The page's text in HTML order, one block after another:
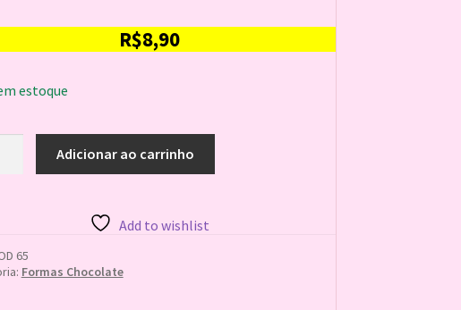
R$8,90
estoque
Adicionar ao carrinho
Add to wishlist
65
Formas Chocolate